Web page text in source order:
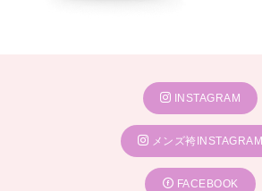
INSTAGRAM
メンズ袴INSTAGRAM
FACEBOOK